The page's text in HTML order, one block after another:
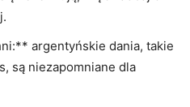
argentyńskie dania, ⁣takie
są niezapomniane ‌dla⁣